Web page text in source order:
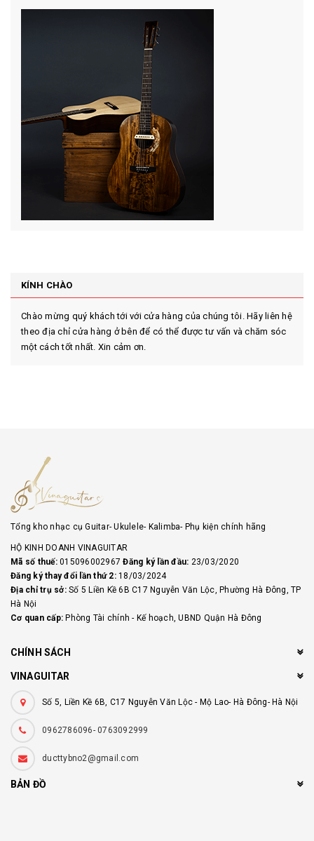
KÍNH CHÀO
Chào mừng quý khách tới với cửa hàng của chúng tôi. Hãy liên hệ
theo địa chỉ cửa hàng ở bên để có thể được tư vấn và chăm sóc
một cách tốt nhất. Xin cảm ơn.
Tổng kho nhạc cụ Guitar- Ukulele- Kalimba- Phụ kiện chính hãng
HỘ KINH DOANH VINAGUITAR
Mã số thuế:015096002967Đăng ký lần đầu: 23/03/2020
Đăng ký thay đổi lần thứ 2:18/03/2024
Địa chỉ trụ sở:Số 5 Liền Kề 6B C17 Nguyễn Văn Lộc, Phường Hà Đông, TP
Hà Nội
Cơ quan cấp: Phòng Tài chính - Kế hoạch, UBND Quận Hà Đông
CHÍNH SÁCH
VINAGUITAR
Số 5, Liền Kề 6B, C17 Nguyễn Văn Lộc - Mộ Lao- Hà Đông- Hà Nội
0962786096- 0763092999
ducttybno2@gmail.com
BẢN ĐỒ